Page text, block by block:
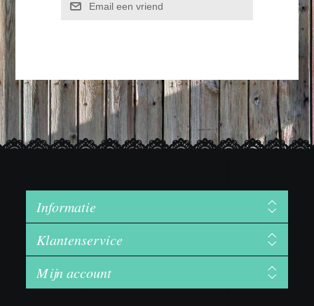
Email een vriend
Informatie
Klantenservice
Mijn account